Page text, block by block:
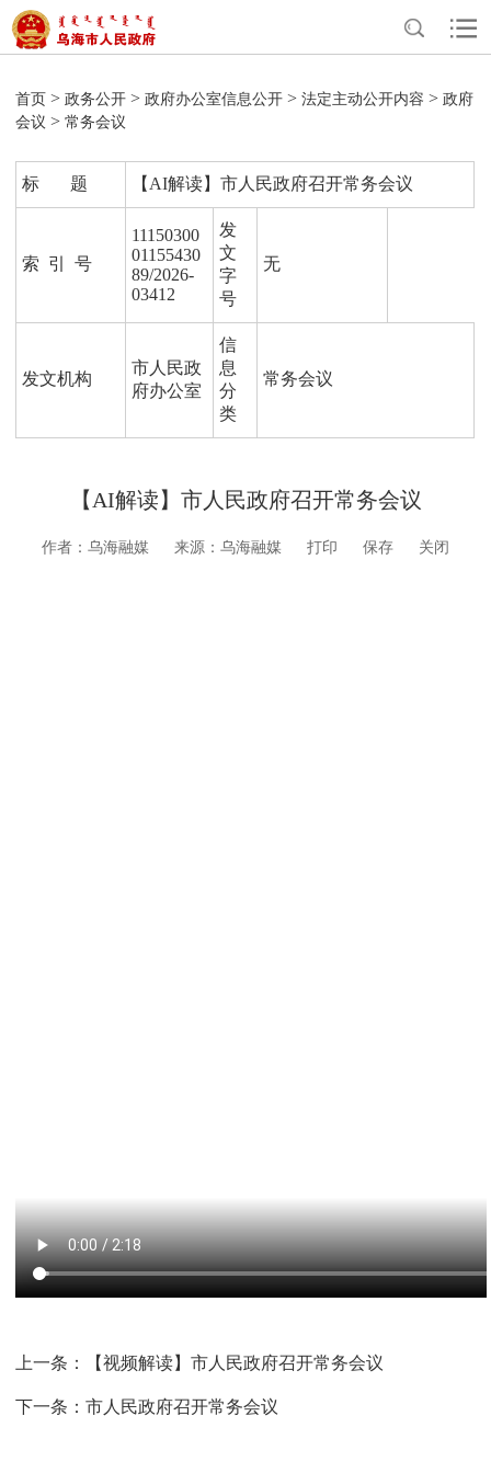
首页 >政务公开 >政府办公室信息公开 >法定主动公开内容 >政府
会议 >常务会议
标 题 【AI解读】市人民政府召开常务会议
索 引 号
11150300
01155430
89/2026-
03412
发
文
字
号
无
发文机构
市人民政
府办公室
信
息
分
类
常务会议
【AI解读】市人民政府召开常务会议
作者：乌海融媒 来源：乌海融媒 打印 保存 关闭
上一条： 【视频解读】市人民政府召开常务会议
下一条：市人民政府召开常务会议